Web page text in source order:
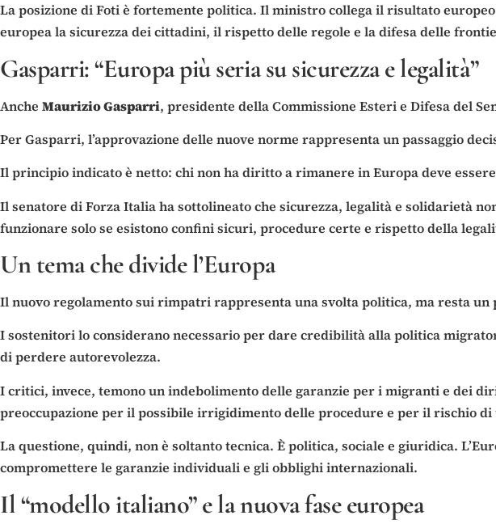
La posizione di Foti è fortemente politica. Il ministro collega il risultato
europea la sicurezza dei cittadini, il rispetto delle regole e la difesa delle
Gasparri: “Europa più seria su sicurezza e legalità”
Anche Maurizio Gasparri, presidente della Commissione Esteri e Difesa del
Per Gasparri, l’approvazione delle nuove norme rappresenta un passaggio
Il principio indicato è netto: chi non ha diritto a rimanere in Europa deve
Il senatore di Forza Italia ha sottolineato che sicurezza, legalità e solidarietà
funzionare solo se esistono confini sicuri, procedure certe e rispetto della
Un tema che divide l’Europa
Il nuovo regolamento sui rimpatri rappresenta una svolta politica, ma resta
I sostenitori lo considerano necessario per dare credibilità alla politica
di perdere autorevolezza.
I critici, invece, temono un indebolimento delle garanzie per i migranti e dei
preoccupazione per il possibile irrigidimento delle procedure e per il rischio
La questione, quindi, non è soltanto tecnica. È politica, sociale e giuridica.
compromettere le garanzie individuali e gli obblighi internazionali.
Il “modello italiano” e la nuova fase europea